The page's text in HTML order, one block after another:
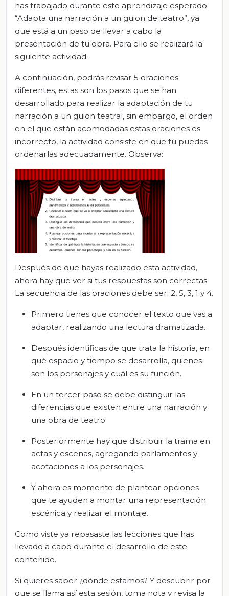
has trabajado durante este aprendizaje esperado:
“Adapta una narración a un guion de teatro”, ya
que está a un paso de llevar a cabo la
presentación de tu obra. Para ello se realizará la
siguiente actividad.
A continuación, podrás revisar 5 oraciones
diferentes, estas son los pasos que se han
desarrollado para realizar la adaptación de tu
narración a un guion teatral, sin embargo, el orden
en el que están acomodadas estas oraciones es
incorrecto, la actividad consiste en que tú puedas
ordenarlas adecuadamente. Observa:
Después de que hayas realizado esta actividad,
ahora hay que ver si tus respuestas son correctas.
La secuencia de las oraciones debe ser: 2, 5, 3, 1 y 4.
Primero tienes que conocer el texto que vas a
adaptar, realizando una lectura dramatizada.
Después identificas de que trata la historia, en
qué espacio y tiempo se desarrolla, quienes
son los personajes y cuál es su función.
En un tercer paso se debe distinguir las
diferencias que existen entre una narración y
una obra de teatro.
Posteriormente hay que distribuir la trama en
actas y escenas, agregando parlamentos y
acotaciones a los personajes.
Y ahora es momento de plantear opciones
que te ayuden a montar una representación
escénica y realizar el montaje.
Como viste ya repasaste las lecciones que has
llevado a cabo durante el desarrollo de este
contenido.
Si quieres saber ¿dónde estamos? Y descubrir por
que se llama así esta sesión, toma nota y revisa la